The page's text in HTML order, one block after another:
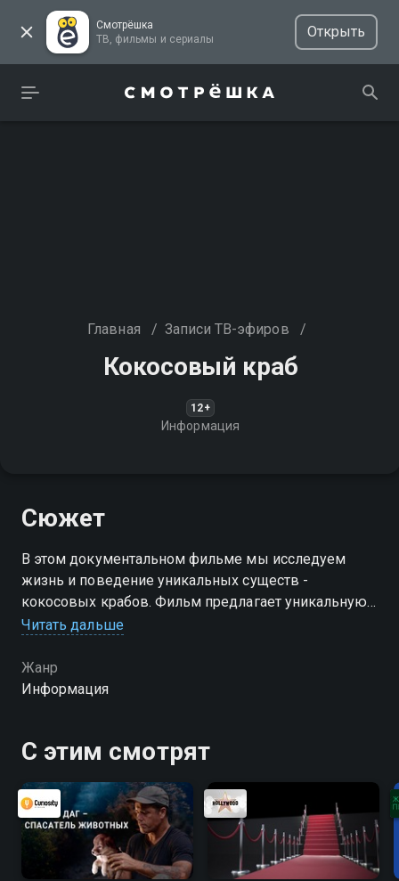
Смотрёшка
ТВ, фильмы и сериалы
Открыть
Главная / Записи ТВ-эфиров /
Кокосовый краб
12+
Информация
Сюжет
В этом документальном фильме мы исследуем
жизнь и поведение уникальных существ -
кокосовых крабов. Фильм предлагает уникальную
возможность погрузиться в мир этих удивительных
Читать дальше
Жанр
Информация
С этим смотрят